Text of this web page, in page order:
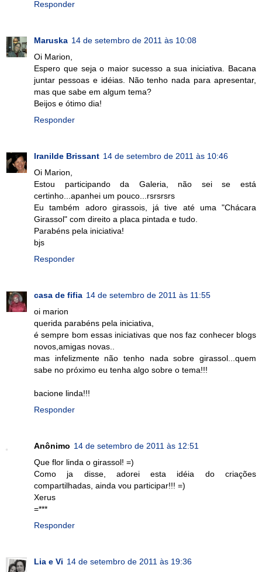
Responder
Maruska 14 de setembro de 2011 às 10:08
Oi Marion,
Espero que seja o maior sucesso a sua iniciativa. Bacana
juntar pessoas e idéias. Não tenho nada para apresentar,
mas que sabe em algum tema?
Beijos e ótimo dia!
Responder
Iranilde Brissant 14 de setembro de 2011 às 10:46
Oi Marion,
Estou participando da Galeria, não sei se está
certinho...apanhei um pouco...rsrsrsrs
Eu também adoro girassois, já tive até uma "Chácara
Girassol" com direito a placa pintada e tudo.
Parabéns pela iniciativa!
bjs
Responder
casa de fifia 14 de setembro de 2011 às 11:55
oi marion
querida parabéns pela iniciativa,
é sempre bom essas iniciativas que nos faz conhecer blogs
novos,amigas novas..
mas infelizmente não tenho nada sobre girassol...quem
sabe no próximo eu tenha algo sobre o tema!!!
bacione linda!!!
Responder
Anônimo 14 de setembro de 2011 às 12:51
Que flor linda o girassol! =)
Como ja disse, adorei esta idéia do criações
compartilhadas, ainda vou participar!!! =)
Xerus
=***
Responder
Lia e Vi 14 de setembro de 2011 às 19:36